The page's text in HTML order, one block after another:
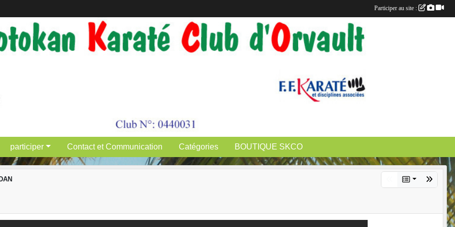
participer Contact et Communication Catégories BOUTIQUE SKCO
Participer au site :